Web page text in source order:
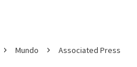
Mundo Associated Press